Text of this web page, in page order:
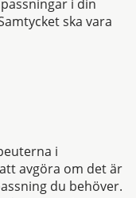
i din
ska vara
i
avgöra om det är
du behöver.